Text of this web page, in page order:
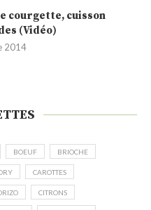
courgette, cuisson
(Vidéo)
2014
BOEUF BRIOCHE
CAROTTES
CITRONS